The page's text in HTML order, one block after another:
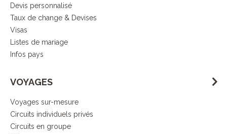
Devis personnalisé
Taux de change & Devises
Visas
Listes de mariage
Infos pays
VOYAGES
Voyages sur-mesure
Circuits individuels privés
Circuits en groupe